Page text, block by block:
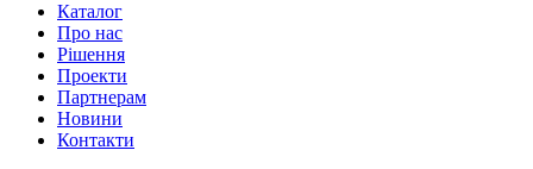
Каталог
Про нас
Рішення
Проекти
Партнерам
Новини
Контакти